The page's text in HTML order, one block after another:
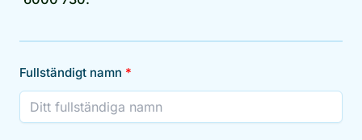
Fullständigt namn